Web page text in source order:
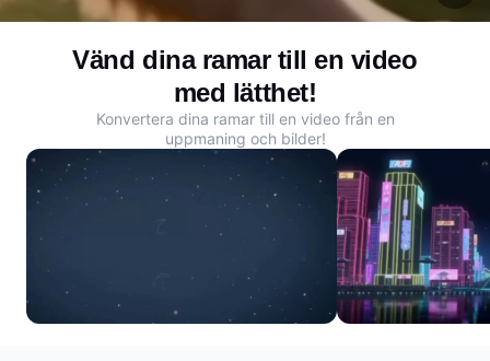
Vänd dina ramar till en video
med lätthet!
Konvertera dina ramar till en video från en
uppmaning och bilder!